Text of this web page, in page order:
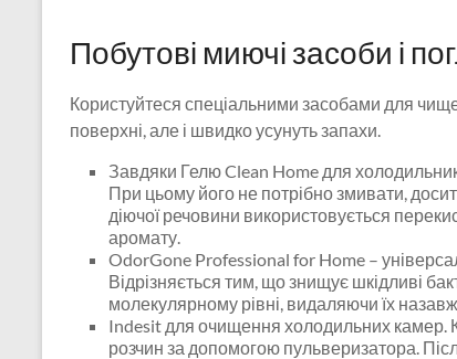
Побутові миючі засоби і
Користуйтеся спеціальними засобами для
поверхні, але і швидко усунуть запахи.
Завдяки Гелю Clean Home для
При цьому його не потрібно змивати,
діючої речовини використовується
аромату.
OdorGone Professional for Home –
Відрізняється тим, що знищує шкідливі
молекулярному рівні, видаляючи їх
Indesit для очищення холодильних камер.
розчин за допомогою пульверизатора.